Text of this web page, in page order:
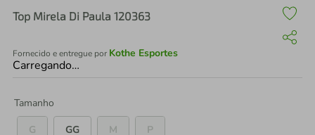
Top Mirela Di Paula 120363
Fornecido e entregue por Kothe Esportes
Carregando…
Tamanho
G
GG M P